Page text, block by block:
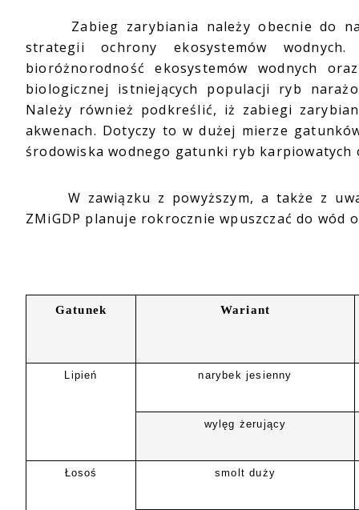
Zabieg zarybiania należy obecnie do
strategii ochrony ekosystemów wodnych.
bioróżnorodność ekosystemów wodnych
biologicznej istniejących populacji ryb
Należy również podkreślić, iż zabiegi
akwenach. Dotyczy to w dużej mierze
środowiska wodnego gatunki ryb karpiowatych
W zawiązku z powyższym, a także z
ZMiGDP planuje rokrocznie wpuszczać do
Gatunek Wariant
Lipień narybek jesienny
wylęg żerujący
Łosoś smolt duży